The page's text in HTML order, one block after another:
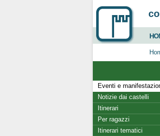
Eventi e
Notizie dai castelli
Itinerari
Per ragazzi
Itinerari tematici